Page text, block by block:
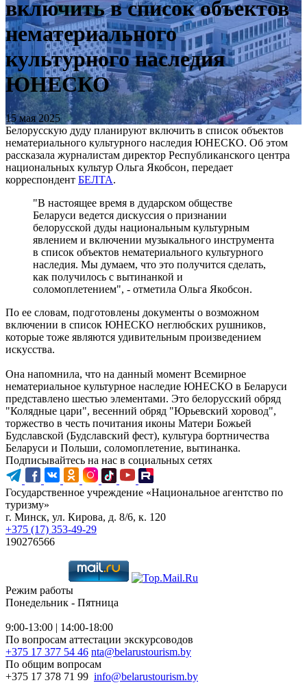
включить в список объектов
нематериального
культурного наследия
ЮНЕСКО
15 мая 2025
Белорусскую дуду планируют включить в список объектов
нематериального культурного наследия ЮНЕСКО. Об этом
рассказала журналистам директор Республиканского центра
национальных культур Ольга Якобсон, передает
корреспондент БЕЛТА.
"В настоящее время в дударском обществе
Беларуси ведется дискуссия о признании
белорусской дуды национальным культурным
явлением и включении музыкального инструмента
в список объектов нематериального культурного
наследия. Мы думаем, что это получится сделать,
как получилось с вытинанкой и
соломоплетением", - отметила Ольга Якобсон.
По ее словам, подготовлены документы о возможном
включении в список ЮНЕСКО неглюбских рушников,
которые тоже являются удивительным произведением
искусства.
Она напомнила, что на данный момент Всемирное
нематериальное культурное наследие ЮНЕСКО в Беларуси
представлено шестью элементами. Это белорусский обряд
"Колядные цари", весенний обряд "Юрьевский хоровод",
торжество в честь почитания иконы Матери Божьей
Будславской (Будславский фест), культура бортничества
Беларуси и Польши, соломоплетение, вытинанка.
Подписывайтесь на нас в социальных сетях
Государственное учреждение «Национальное агентство по
туризму»
г. Минск, ул. Кирова, д. 8/6, к. 120
+375 (17) 353-49-29
190276566
Режим работы
Понедельник - Пятница
9:00-13:00 | 14:00-18:00
По вопросам аттестации экскурсоводов
+375 17 377 54 46 nta@belarustourism.by
По общим вопросам
+375 17 378 71 99 info@belarustourism.by